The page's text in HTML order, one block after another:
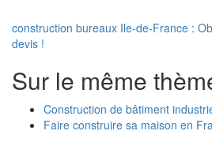
construction bureaux Ile-de-France :
devis !
Sur le même
Construction de bâtiment
Faire construire sa maison en